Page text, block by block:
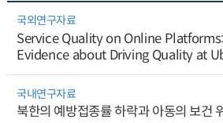
국외연구자료
Service Quality on Online
Evidence about Driving Quality at
국내연구자료
북한의 예방접종률 하락과 아동의 보건